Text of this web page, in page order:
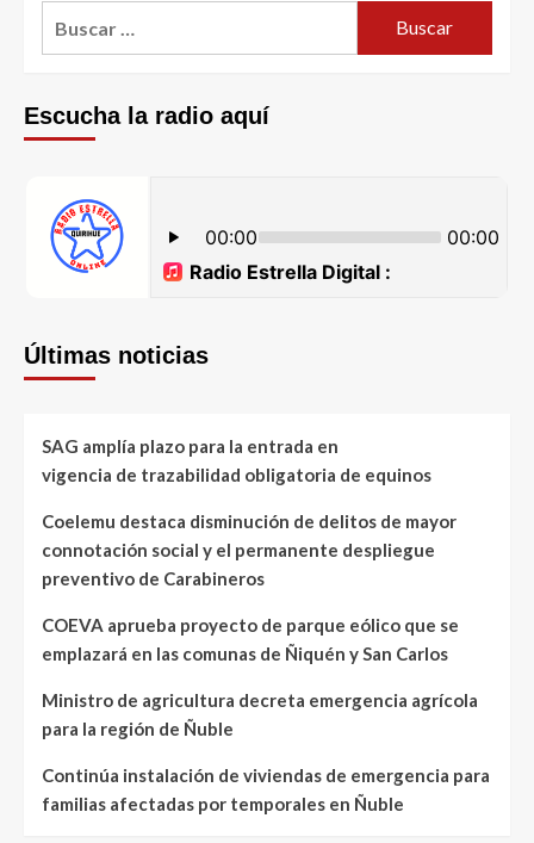
Escucha la radio aquí
Últimas noticias
SAG amplía plazo para la entrada en
vigencia de trazabilidad obligatoria de equinos
Coelemu destaca disminución de delitos de mayor
connotación social y el permanente despliegue
preventivo de Carabineros
COEVA aprueba proyecto de parque eólico que se
emplazará en las comunas de Ñiquén y San Carlos
Ministro de agricultura decreta emergencia agrícola
para la región de Ñuble
Continúa instalación de viviendas de emergencia para
familias afectadas por temporales en Ñuble